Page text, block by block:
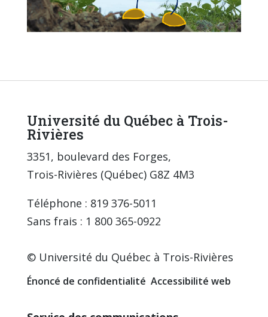
Université du Québec à Trois-
Rivières
3351, boulevard des Forges,
Trois-Rivières (Québec) G8Z 4M3
Téléphone : 819 376-5011
Sans frais : 1 800 365-0922
© Université du Québec à Trois-Rivières
Énoncé de confidentialité Accessibilité web